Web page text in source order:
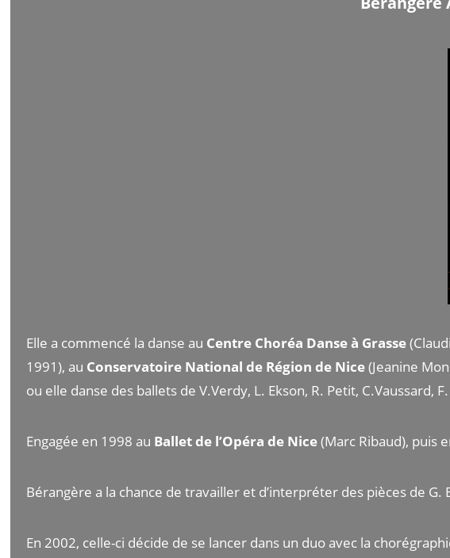
Elle a commencé la danse au Centre Choréa Danse à Grasse
1991), au Conservatoire National de Région de Nice(Jeanine
ou elle danse des ballets de V.Verdy, L. Ekson, R. Petit, C.Vaussard,
Engagée en 1998 au Ballet de l’Opéra de Nice(Marc Ribaud), puis
Bérangère a la chance de travailler et d’interpréter des pièces de G.
En 2002, celle-ci décide de se lancer dans un duo avec la